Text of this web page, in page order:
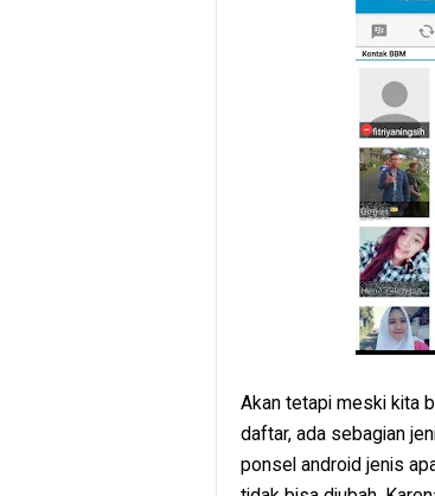
Akan tetapi meski kita
daftar, ada sebagian
ponsel android jenis